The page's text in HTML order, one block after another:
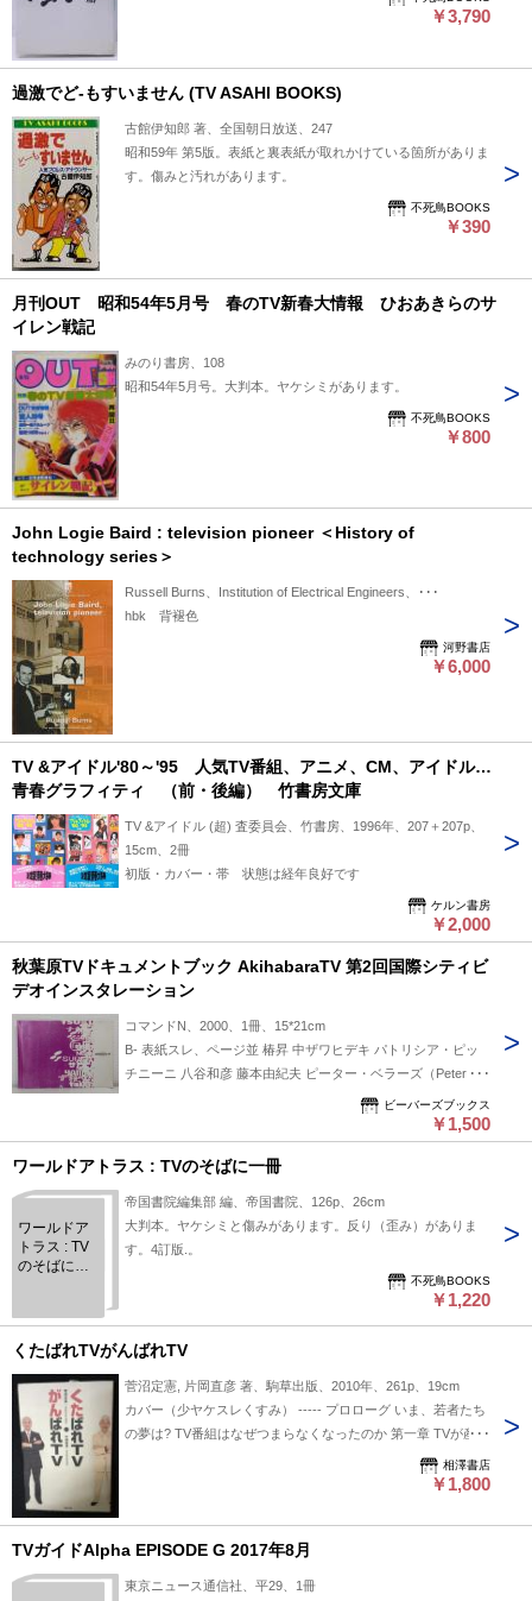
￥3,790
過激でど-もすいません (TV ASAHI BOOKS)
古館伊知郎 著、全国朝日放送、247
昭和59年 第5版。表紙と裏表紙が取れかけている箇所がありま
す。傷みと汚れがあります。
不死鳥BOOKS
￥390
月刊OUT 昭和54年5月号 春のTV新春大情報 ひおあきらのサ
イレン戦記
みのり書房、108
昭和54年5月号。大判本。ヤケシミがあります。
不死鳥BOOKS
￥800
John Logie Baird : television pioneer ＜History of
technology series＞
Russell Burns、Institution of Electrical Engineers、･･･
hbk 背褪色
河野書店
￥6,000
TV &アイドル'80～'95 人気TV番組、アニメ、CM、アイドル…
青春グラフィティ （前・後編） 竹書房文庫
TV &アイドル (超) 査委員会、竹書房、1996年、207＋207p、
15cm、2冊
初版・カバー・帯 状態は経年良好です
ケルン書房
￥2,000
秋葉原TVドキュメントブック AkihabaraTV 第2回国際シティビ
デオインスタレーション
コマンドN、2000、1冊、15*21cm
B- 表紙スレ、ページ並 椿昇 中ザワヒデキ パトリシア・ピッ
チニーニ 八谷和彦 藤本由紀夫 ピーター・ベラーズ（Peter
Bellars） アレスデール・ダンカン（Alasdair Duncan） グレゴ
リー・マース（Gregory Maass） イアン・ヘイグ（Ian Haig）
√R（ユニット） ほか
ビーバーズブックス
￥1,500
ワールドアトラス : TVのそばに一冊
ワールドア
トラス : TV
のそばに一
帝国書院編集部 編、帝国書院、126p、26cm
大判本。ヤケシミと傷みがあります。反り（歪み）がありま
す。4訂版.。
不死鳥BOOKS
￥1,220
くたばれTVがんばれTV
菅沼定憲, 片岡直彦 著、駒草出版、2010年、261p、19cm
カバー（少ヤケスレくすみ） ----- プロローグ いま、若者たち
の夢は? TV番組はなぜつまらなくなったのか 第一章 TVが産声
を上げた日 『テレビ・夢・未来』 すべては生放送から始まっ
た 日本のTVに影響を与えた五つの出来事 皇太子殿下ご成婚パ
に上陸 連合赤軍・浅間山荘事件/アメリカ、同時多発テロ 第二
章 放送作家の軌跡――片岡直彦 脚本家修業 力道山の思い出
相澤書店
￥1,800
TVガイドAlpha EPISODE G 2017年8月
東京ニュース通信社、平29、1冊